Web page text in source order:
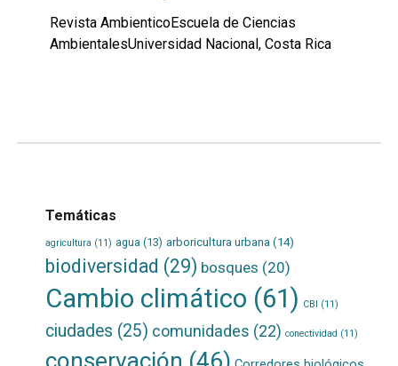
Revista AmbienticoEscuela de Ciencias
AmbientalesUniversidad Nacional, Costa Rica
Temáticas
agricultura (11) agua (13) arboricultura urbana (14)
biodiversidad (29) bosques (20)
Cambio climático (61) CBI (11)
ciudades (25) comunidades (22) conectividad (11)
conservación (46)